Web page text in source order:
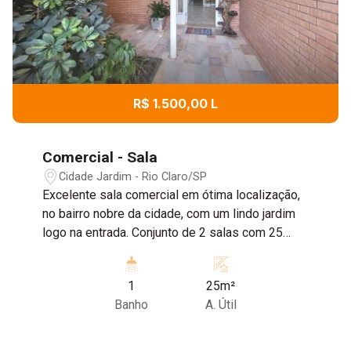
R$ 1.500,00 L
Comercial - Sala
Cidade Jardim - Rio Claro/SP
Excelente sala comercial em ótima localização,
no bairro nobre da cidade, com um lindo jardim
logo na entrada. Conjunto de 2 salas com 25
recepção já adaptado com balcão de mármore,
um banheiro social, cozinha com armários.
condomínio cobra-se R$300,00 incluso água,
1
Banho
25m²
A. Útil